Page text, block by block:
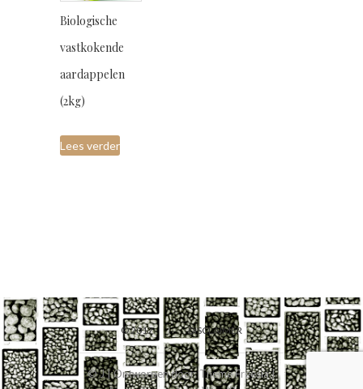
Biologische
vastkokende
aardappelen
(2kg)
Lees verder
© 2017 DISCLAIMER
© J| Ontworpen door:Theme Freesia|